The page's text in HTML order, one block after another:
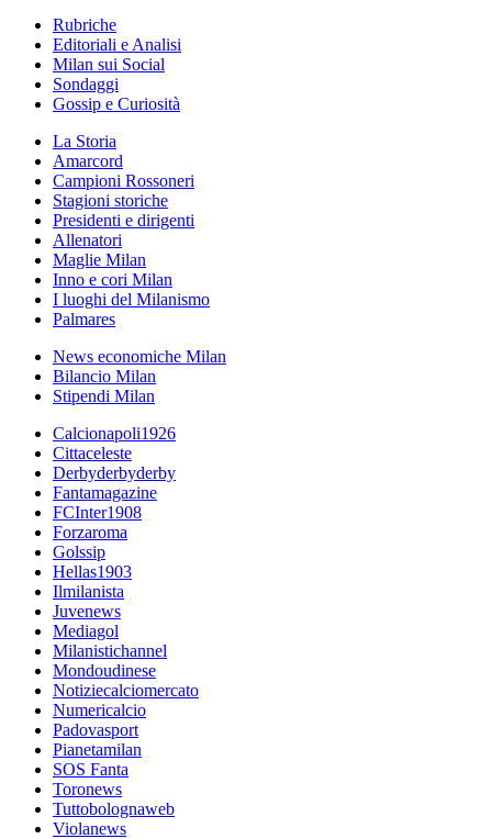
Rubriche
Editoriali e Analisi
Milan sui Social
Sondaggi
Gossip e Curiosità
La Storia
Amarcord
Campioni Rossoneri
Stagioni storiche
Presidenti e dirigenti
Allenatori
Maglie Milan
Inno e cori Milan
I luoghi del Milanismo
Palmares
News economiche Milan
Bilancio Milan
Stipendi Milan
Calcionapoli1926
Cittaceleste
Derbyderbyderby
Fantamagazine
FCInter1908
Forzaroma
Golssip
Hellas1903
Ilmilanista
Juvenews
Mediagol
Milanistichannel
Mondoudinese
Notiziecalciomercato
Numericalcio
Padovasport
Pianetamilan
SOS Fanta
Toronews
Tuttobolognaweb
Violanews